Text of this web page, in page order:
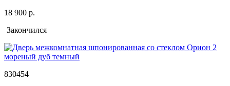
18 900 р.
Закончился
830454